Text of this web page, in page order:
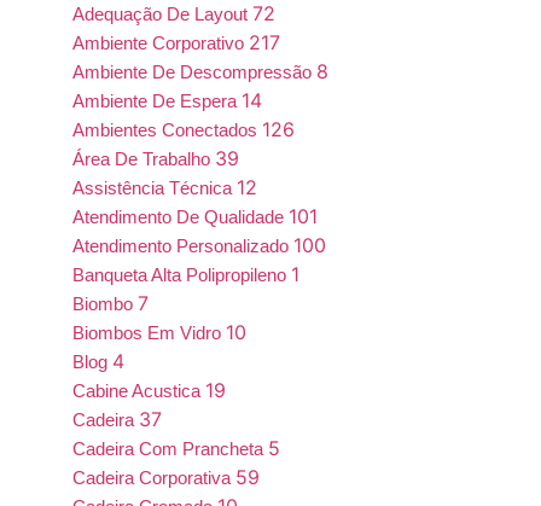
Adequação De Layout 72
Ambiente Corporativo 217
Ambiente De Descompressão 8
Ambiente De Espera 14
Ambientes Conectados 126
Área De Trabalho 39
Assistência Técnica 12
Atendimento De Qualidade 101
Atendimento Personalizado 100
Banqueta Alta Polipropileno 1
Biombo 7
Biombos Em Vidro 10
Blog 4
Cabine Acustica 19
Cadeira 37
Cadeira Com Prancheta 5
Cadeira Corporativa 59